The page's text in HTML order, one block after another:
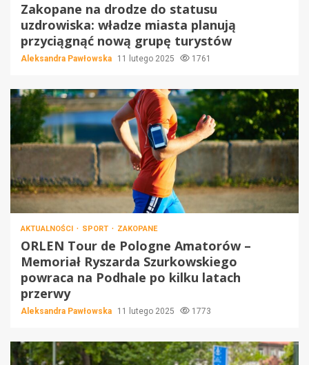
Zakopane na drodze do statusu
uzdrowiska: władze miasta planują
przyciągnąć nową grupę turystów
Aleksandra Pawłowska 11 lutego 2025 1761
AKTUALNOŚCI SPORT ZAKOPANE
ORLEN Tour de Pologne Amatorów –
Memoriał Ryszarda Szurkowskiego
powraca na Podhale po kilku latach
przerwy
Aleksandra Pawłowska 11 lutego 2025 1773